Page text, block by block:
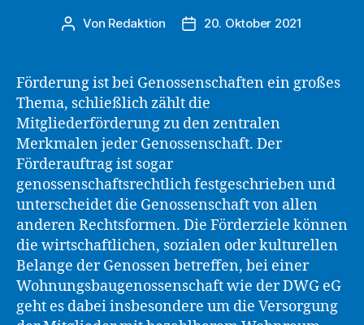
Beitragsautor
Von Redaktion Beitragsdatum
20. Oktober 2021
Förderung ist bei Genossenschaften ein großes
Thema, schließlich zählt die
Mitgliederförderung zu den zentralen
Merkmalen jeder Genossenschaft. Der
Förderauftrag ist sogar
genossenschaftsrechtlich festgeschrieben und
unterscheidet die Genossenschaft von allen
anderen Rechtsformen. Die Förderziele können
die wirtschaftlichen, sozialen oder kulturellen
Belange der Genossen betreffen, bei einer
Wohnungsbaugenossenschaft wie der DWG eG
geht es dabei insbesondere um die Versorgung